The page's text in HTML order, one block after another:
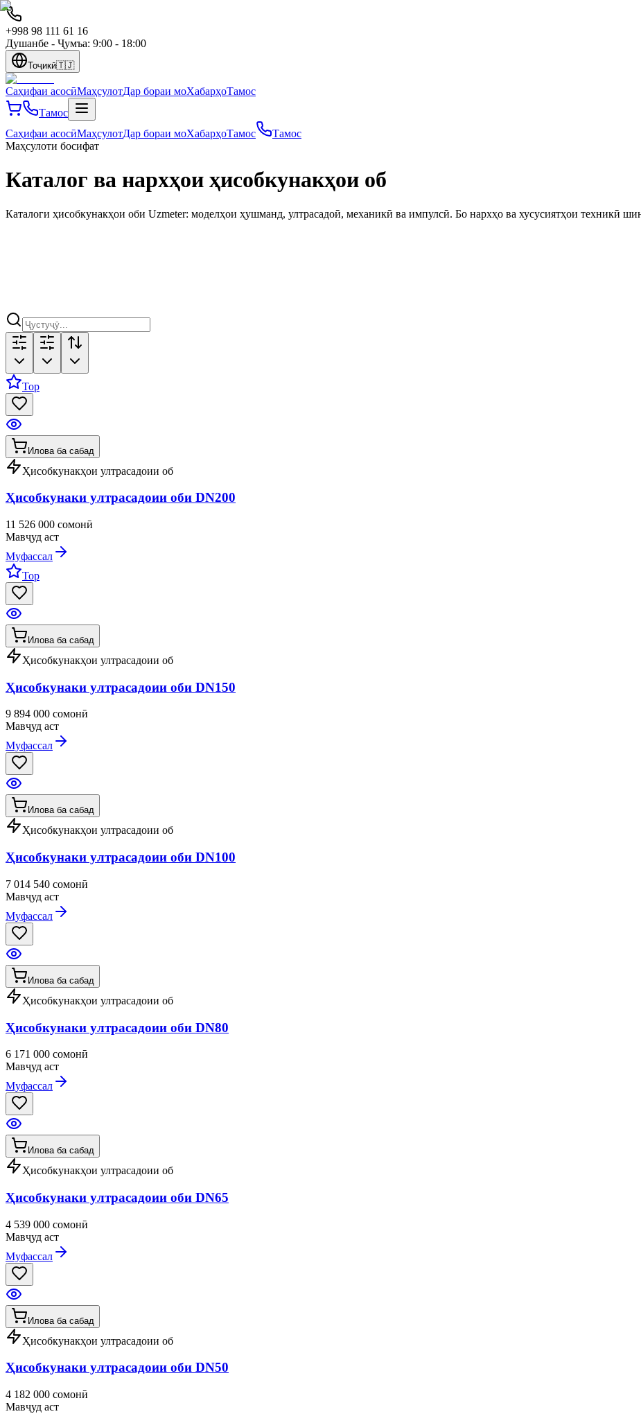
+998 98 111 61 16
Душанбе - Ҷумъа: 9:00 - 18:00
Тоҷикӣ🇹🇯
Саҳифаи асосӣМаҳсулотДар бораи моХабарҳоТамос
Тамос
Саҳифаи асосӣМаҳсулотДар бораи моХабарҳоТамос
Тамос
Маҳсулоти босифат
Каталог ва нархҳои ҳисобкунакҳои об
Каталоги ҳисобкунакҳои оби Uzmeter: моделҳои ҳушманд, ултрасадоӣ, механикӣ ва импулсӣ. Бо нархҳо ва хусусиятҳои техникӣ
Top
Илова ба сабад
Ҳисобкунакҳои ултрасадоии об
Ҳисобкунаки ултрасадоии оби DN200
11 526 000 сомонӣ
Мавҷуд аст
Муфассал
Top
Илова ба сабад
Ҳисобкунакҳои ултрасадоии об
Ҳисобкунаки ултрасадоии оби DN150
9 894 000 сомонӣ
Мавҷуд аст
Муфассал
Илова ба сабад
Ҳисобкунакҳои ултрасадоии об
Ҳисобкунаки ултрасадоии оби DN100
7 014 540 сомонӣ
Мавҷуд аст
Муфассал
Илова ба сабад
Ҳисобкунакҳои ултрасадоии об
Ҳисобкунаки ултрасадоии оби DN80
6 171 000 сомонӣ
Мавҷуд аст
Муфассал
Илова ба сабад
Ҳисобкунакҳои ултрасадоии об
Ҳисобкунаки ултрасадоии оби DN65
4 539 000 сомонӣ
Мавҷуд аст
Муфассал
Илова ба сабад
Ҳисобкунакҳои ултрасадоии об
Ҳисобкунаки ултрасадоии оби DN50
4 182 000 сомонӣ
Мавҷуд аст